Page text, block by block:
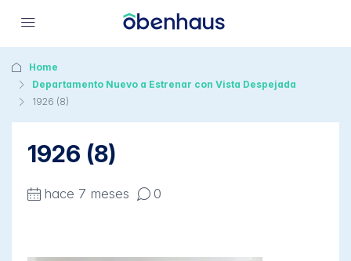
Home
Departamento Nuevo a Estrenar con Vista Despejada
1926 (8)
1926 (8)
hace 7 meses 0